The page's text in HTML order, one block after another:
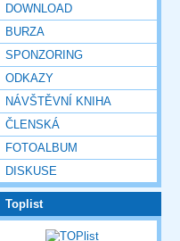
DOWNLOAD
BURZA
SPONZORING
ODKAZY
NÁVŠTĚVNÍ KNIHA
ČLENSKÁ
FOTOALBUM
DISKUSE
Toplist